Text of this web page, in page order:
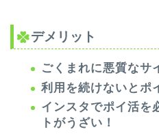
デメリット
ごくまれに悪質なサ
利用を続けないとポ
インスタでポイ活を
トがうざい！